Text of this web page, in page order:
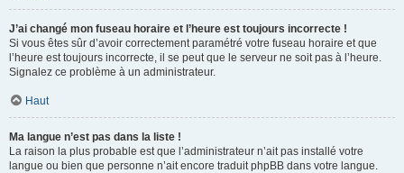
J’ai changé mon fuseau horaire et l’heure est toujours incorrecte !
Si vous êtes sûr d’avoir correctement paramétré votre fuseau horaire et que
l’heure est toujours incorrecte, il se peut que le serveur ne soit pas à l’heure.
Signalez ce problème à un administrateur.
Haut
Ma langue n’est pas dans la liste !
La raison la plus probable est que l’administrateur n’ait pas installé votre
langue ou bien que personne n’ait encore traduit phpBB dans votre langue.